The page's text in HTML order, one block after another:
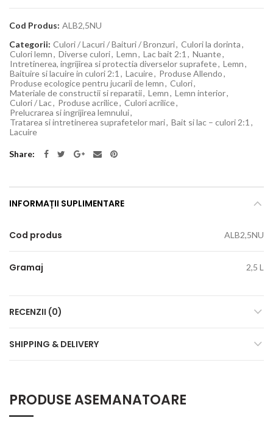
Cod Produs: ALB2,5NU
Categorii: Culori / Lacuri / Baituri / Bronzuri, Culori la dorinta,
Culori lemn, Diverse culori, Lemn, Lac bait 2:1 , Nuante,
Intretinerea, ingrijirea si protectia diverselor suprafete, Lemn,
Baituire si lacuire in culori 2:1 , Lacuire, Produse Allendo,
Produse ecologice pentru jucarii de lemn, Culori,
Materiale de constructii si reparatii, Lemn, Lemn interior,
Culori / Lac, Produse acrilice, Culori acrilice,
Prelucrarea si ingrijirea lemnului,
Tratarea si intretinerea suprafetelor mari, Bait si lac – culori 2:1 ,
Lacuire
Share
INFORMAȚII SUPLIMENTARE
Cod produs ALB2,5NU
Gramaj 2,5 L
RECENZII (0)
SHIPPING & DELIVERY
PRODUSE ASEMANATOARE